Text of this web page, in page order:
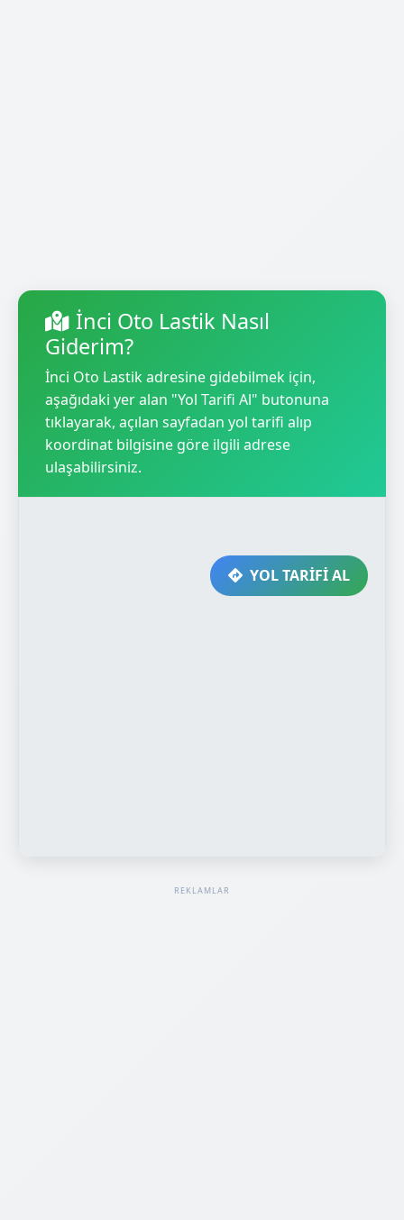
İnci Oto Lastik Nasıl
Giderim?
İnci Oto Lastik adresine gidebilmek için,
aşağıdaki yer alan "Yol Tarifi Al" butonuna
tıklayarak, açılan sayfadan yol tarifi alıp
koordinat bilgisine göre ilgili adrese
ulaşabilirsiniz.
YOL TARİFİ AL
REKLAMLAR